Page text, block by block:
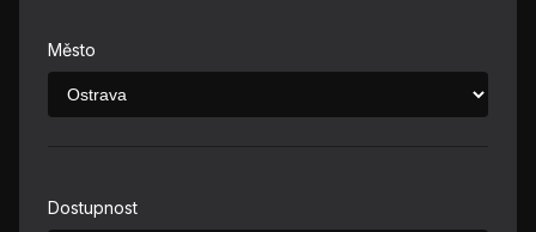
Město
Dostupnost